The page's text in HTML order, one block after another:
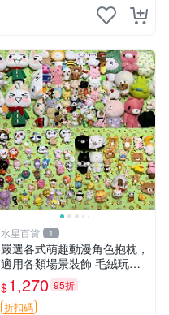
水星百貨 1
嚴選各式萌趣動漫角色抱枕，
適用各類場景裝飾 毛絨玩
具、卡通抱枕、趣味玩偶
$1,270 95折
折扣碼